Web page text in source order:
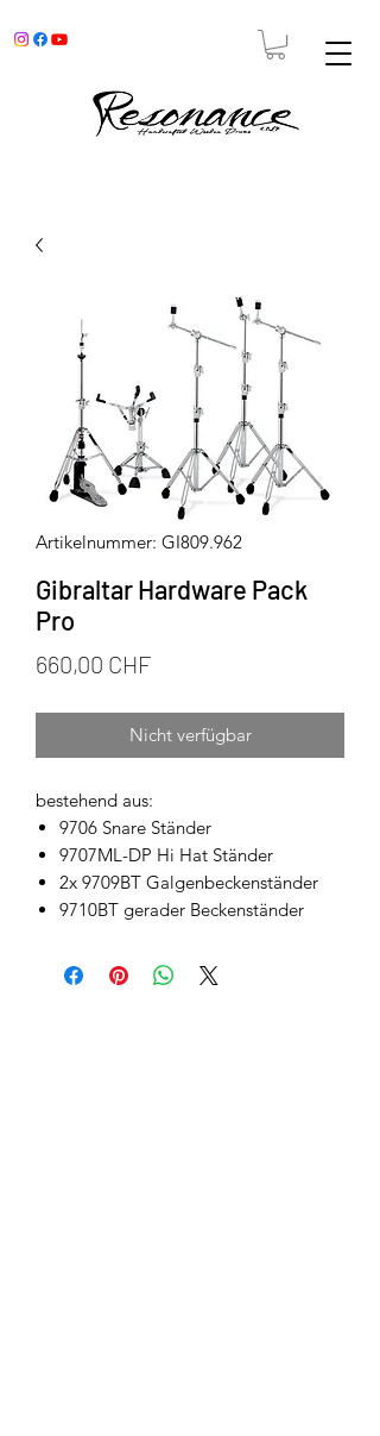
Artikelnummer: GI809.962
Gibraltar Hardware Pack
Pro
660,00 CHFPreis
Nicht verfügbar
bestehend aus:
9706 Snare Ständer
9707ML-DP Hi Hat Ständer
2x 9709BT Galgenbeckenständer
9710BT gerader Beckenständer